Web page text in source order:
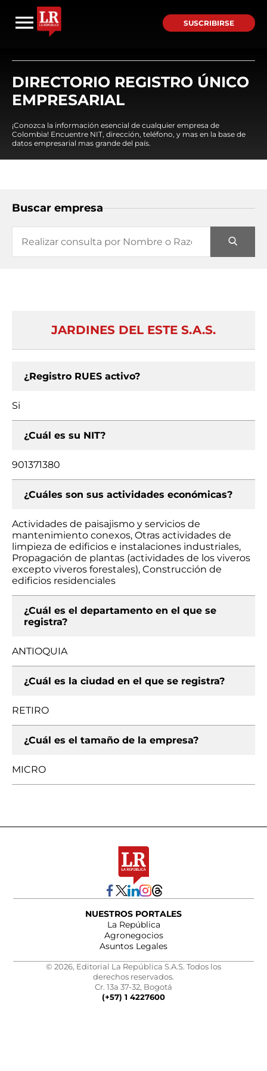
SUSCRIBIRSE
DIRECTORIO REGISTRO ÚNICO
EMPRESARIAL
¡Conozca la información esencial de cualquier empresa de
Colombia! Encuentre NIT, dirección, teléfono, y mas en la base de
datos empresarial mas grande del país.
Buscar empresa
JARDINES DEL ESTE S.A.S.
¿Registro RUES activo?
Si
¿Cuál es su NIT?
901371380
¿Cuáles son sus actividades económicas?
Actividades de paisajismo y servicios de
mantenimiento conexos, Otras actividades de
limpieza de edificios e instalaciones industriales,
Propagación de plantas (actividades de los viveros
excepto viveros forestales), Construcción de
edificios residenciales
¿Cuál es el departamento en el que se
registra?
ANTIOQUIA
¿Cuál es la ciudad en el que se registra?
RETIRO
¿Cuál es el tamaño de la empresa?
MICRO
NUESTROS PORTALES
La República
Agronegocios
Asuntos Legales
© 2026, Editorial La República S.A.S. Todos los
derechos reservados.
Cr. 13a 37-32, Bogotá
(+57) 1 4227600